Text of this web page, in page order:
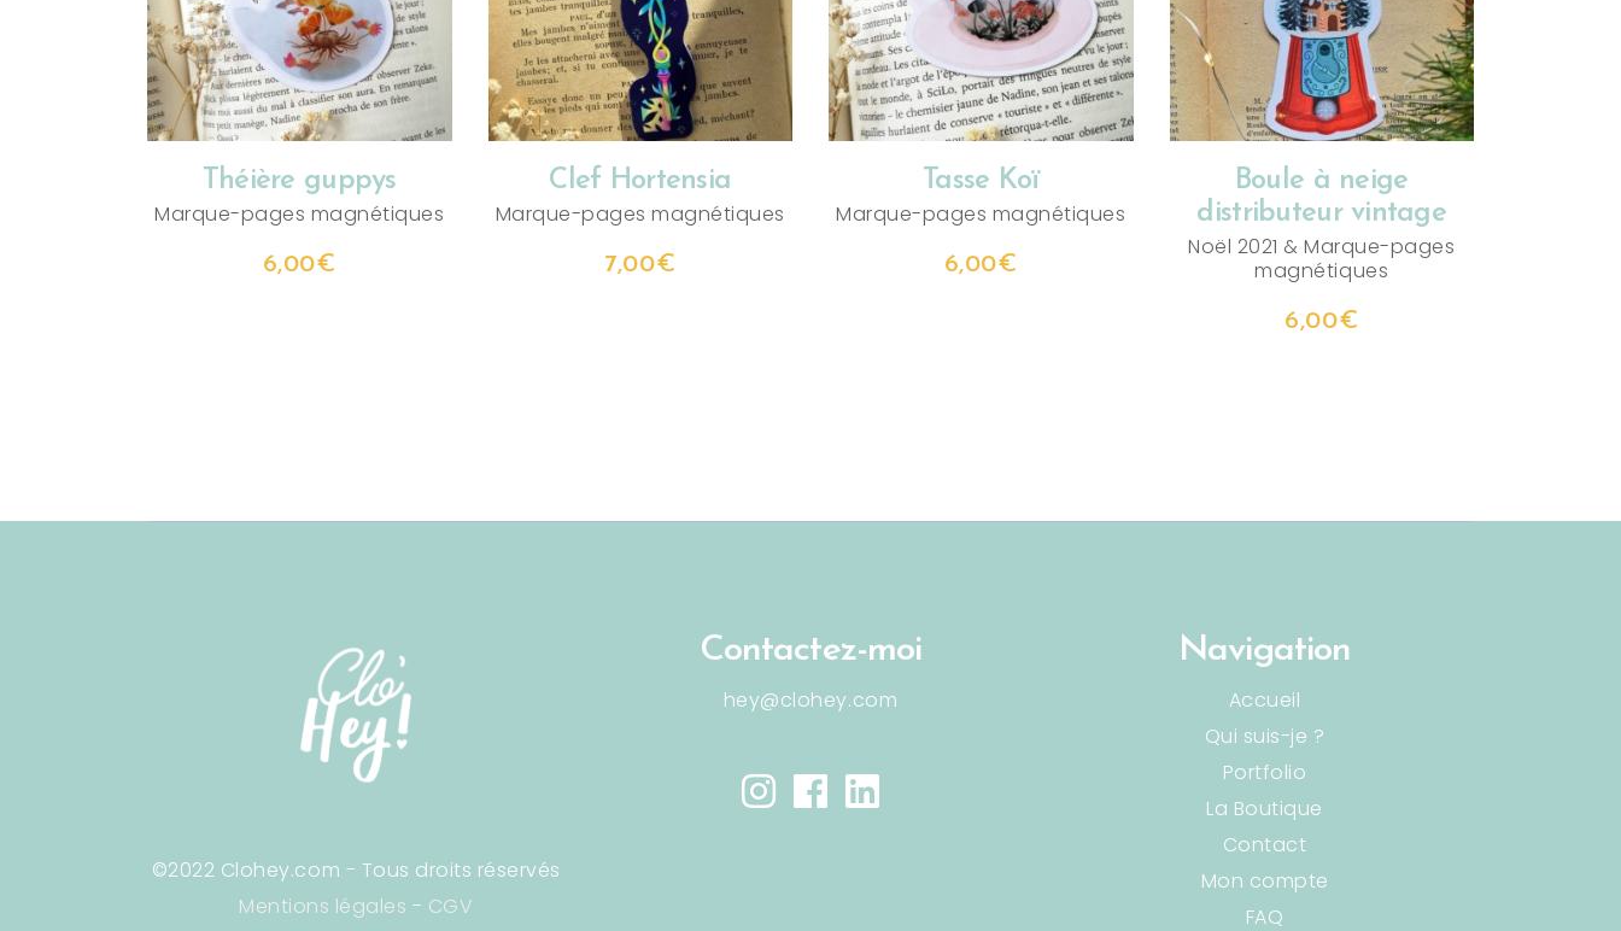
Théière guppys
Marque-pages magnétiques
6,00€
Clef Hortensia
Marque-pages magnétiques
7,00€
Tasse Koï
Marque-pages magnétiques
6,00€
Boule à neige
distributeur vintage
Noël 2021 &Marque-pages
magnétiques
6,00€
©2022 Clohey.com - Tous droits réservés
Mentions légales - CGV
Contactez-moi
hey@clohey.com
Navigation
Accueil
Qui suis-je ?
Portfolio
La Boutique
Contact
Mon compte
FAQ